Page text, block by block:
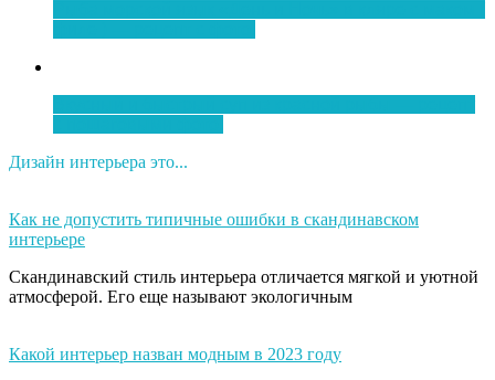
Дизайн интерьера это...
Как не допустить типичные ошибки в скандинавском
интерьере
Скандинавский стиль интерьера отличается мягкой и уютной
атмосферой. Его еще называют экологичным
Какой интерьер назван модным в 2023 году